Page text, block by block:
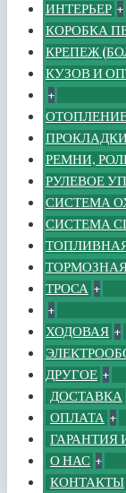
ИНТЕРЬЕР +
КОРОБКА
КРЕПЕЖ
КУЗОВ И
+
РЕМНИ,
РУЛЕВОЕ
СИСТЕМА
СИСТЕМА
ТРОСА +
+
ХОДОВАЯ +
ДРУГОЕ +
ДОСТАВКА
ОПЛАТА +
ГАРАНТИЯ
О НАС +
КОНТАКТЫ